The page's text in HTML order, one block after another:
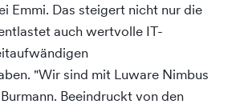
Emmi. Das steigert nicht nur die
auch wertvolle IT-
"Wir sind mit Luware Nimbus
Beeindruckt von den